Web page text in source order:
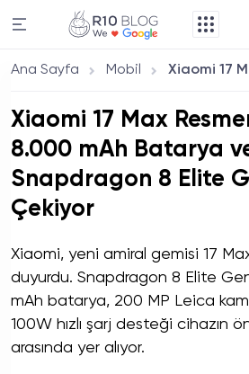
Ana Sayfa Mobil
Xiaomi 17 Max
8.000 mAh Batarya
Snapdragon 8 Elite
Çekiyor
Xiaomi, yeni amiral gemisi 17
duyurdu. Snapdragon 8 Elite
mAh batarya, 200 MP Leica
100W hızlı şarj desteği cihazın
arasında yer alıyor.